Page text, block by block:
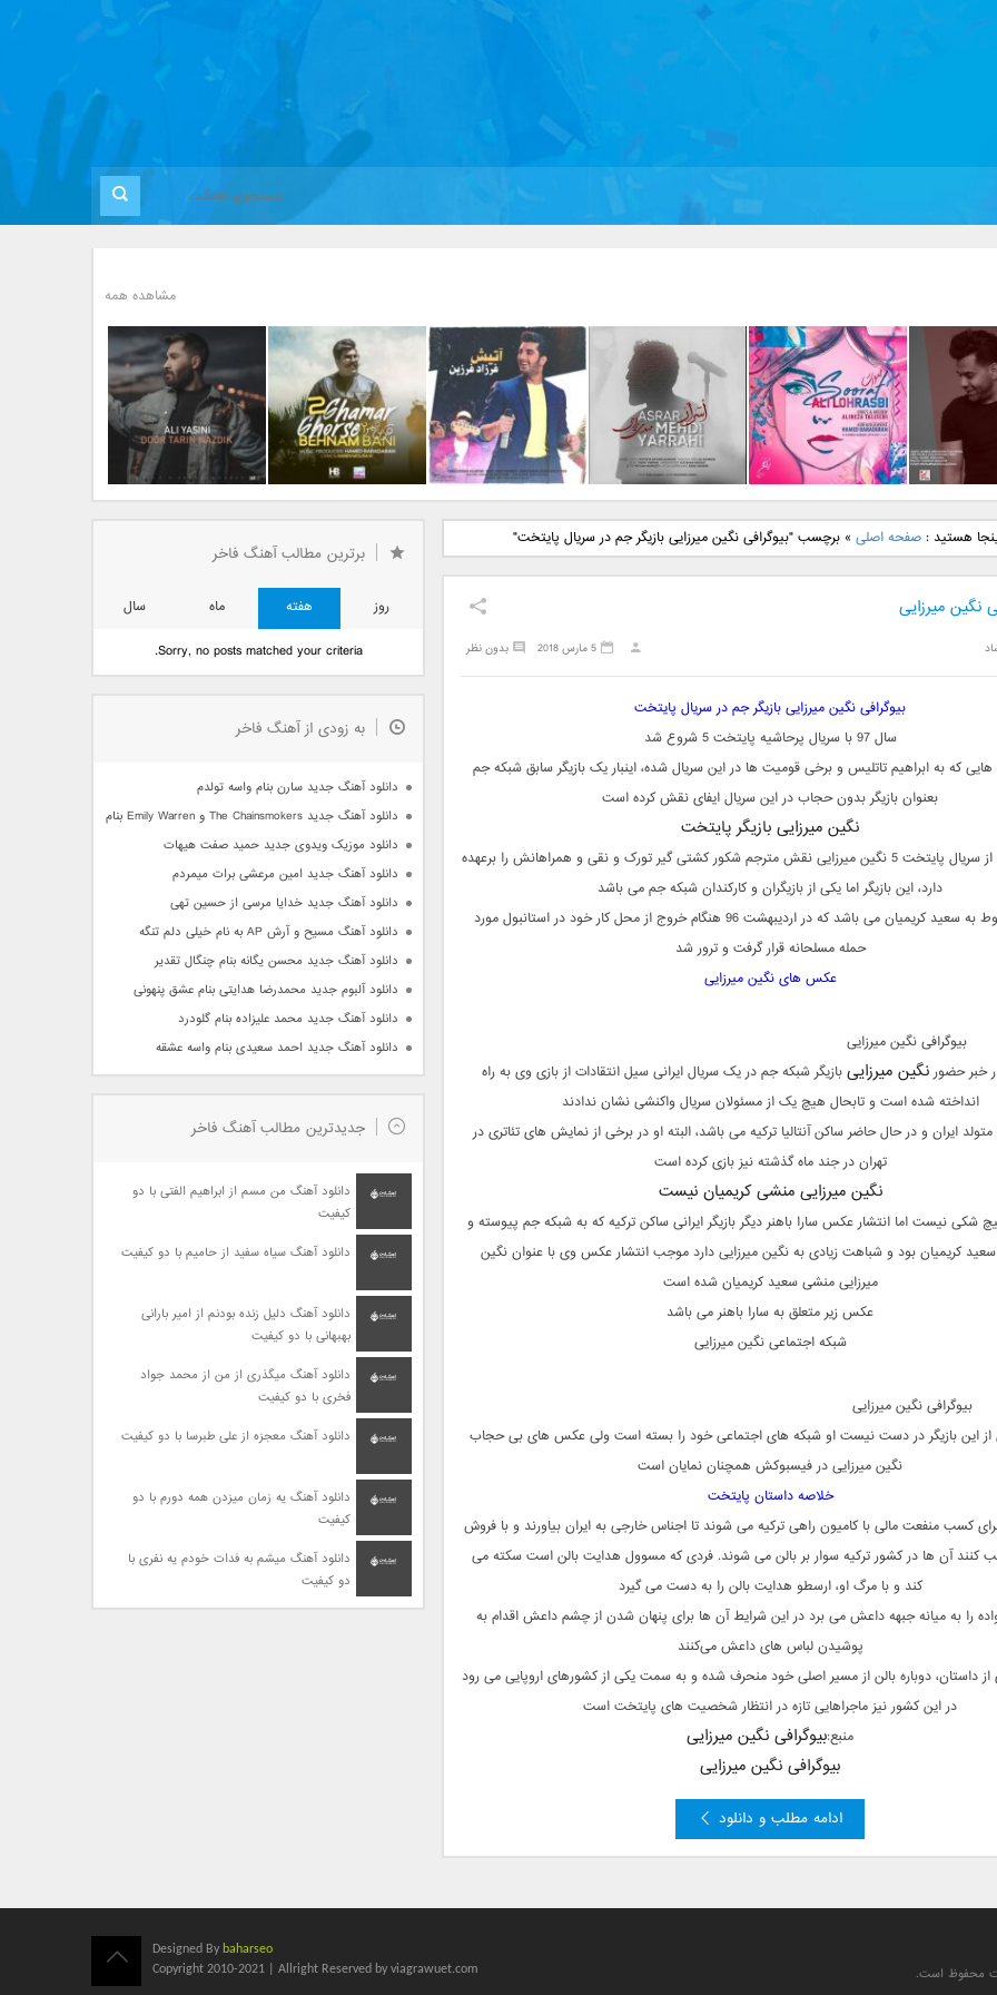
مشاهده همه
جدید رضا
نگار
دانلود آهنگ جدید علی
لهراسبی بنام صورت
دانلود آهنگ جدید مهدی
یراحی بنام اسرار
دانلود آهنگ جدید فرزاد
فرزین بنام آتیش
بانی بنام قرص قمر 2
یاسینی بنام دورترین نزدیک
هستید :صفحه اصلی »برچسب "بیوگرافی نگین میرزایی بازیگر جم در سریال پایتخت"
نگین میرزایی
بدون نظر 5 مارس 2018
بیوگرافی نگین میرزایی بازیگر جم در سریال پایتخت
سال 97 با سریال پرحاشیه پایتخت 5 شروع شد
که به ابراهیم تاتلیس و برخی قومیت ها در این سریال شده، اینبار یک بازیگر سابق شبکه جم
بعنوان بازیگر بدون حجاب در این سریال ایفای نقش کرده است
نگین میرزایی بازیگر پایتخت
در قسمت دهم از سریال پایتخت 5 نگین میرزایی نقش مترجم شکور کشتی گیر تورک و نقی و همراهانش را برعهده
دارد، این بازیگر اما یکی از بازیگران و کارکندان شبکه جم می باشد
شبکه جم مربوط به سعید کریمیان می باشد که در اردیبهشت 96 هنگام خروج از محل کار خود در استانبول مورد
حمله مسلحانه قرار گرفت و ترور شد
عکس های نگین میرزایی
بیوگرافی نگین میرزایی
خبر حضورنگین میرزاییبازیگر شبکه جم در یک سریال ایرانی سیل انتقادات از بازی وی به راه
انداخته شده است و تابحال هیچ یک از مسئولان سریال واکنشی نشان ندادند
ایران و در حال حاضر ساکن آنتالیا ترکیه می باشد، البته او در برخی از نمایش های تئاتری در
تهران در جند ماه گذشته نیز بازی کرده است
نگین میرزایی منشی کریمیان نیست
شکی نیست اما انتشار عکس سارا باهنر دیگر بازیگر ایرانی ساکن ترکیه که به شبکه جم پیوسته و
کریمیان بود و شباهت زیادی به نگین میرزایی دارد موجب انتشار عکس وی با عنوان نگین
میرزایی منشی سعید کریمیان شده است
عکس زیر متعلق به سارا باهنر می باشد
شبکه اجتماعی نگین میرزایی
بیوگرافی نگین میرزایی
از این بازیگر در دست نیست او شبکه های اجتماعی خود را بسته است ولی عکس های بی حجاب
نگین میرزایی در فیسبوکش همچنان نمایان است
خلاصه داستان پایتخت
کسب منفعت مالی با کامیون راهی ترکیه می‌ شوند تا اجناس خارجی به ایران بیاورند و با فروش
آن‌ ها در کشور ترکیه سوار بر بالن می‌ شوند. فردی که مسوول هدایت بالن است سکته می‌
کند و با مرگ او، ارسطو هدایت بالن را به دست می‌ گیرد
را به میانه جبهه داعش می‌ برد در این شرایط آن‌ ها برای پنهان شدن از چشم داعش اقدام به
پوشیدن لباس‌ های داعش می‌کنند
داستان، دوباره بالن از مسیر اصلی خود منحرف شده و به سمت یکی از کشورهای اروپایی می‌ رود
در این کشور نیز ماجراهایی تازه در انتظار شخصیت‌ های پایتخت است
منبع:بیوگرافی نگین میرزایی
بیوگرافی نگین میرزایی
ادامه مطلب و دانلود
برترین مطالب آهنگ فاخر
روز هفته ماه
سال
Sorry, no posts matched your criteria.
به زودی از آهنگ فاخر
دانلود آهنگ جدید سارن بنام واسه تولدم
دانلود آهنگ جدید The Chainsmokers و Emily Warren بنام Side Effects
دانلود موزیک ویدوی جدید حمید صفت هیهات
دانلود آهنگ جدید امین مرعشی برات میمردم
دانلود آهنگ جدید خدایا مرسی از حسین تهی
دانلود آهنگ مسیح و آرش AP به نام خیلی دلم تنگه
دانلود آهنگ جدید محسن یگانه بنام چنگال تقدیر
دانلود آلبوم جدید محمدرضا هدایتی بنام عشق پنهونی
دانلود آهنگ جدید محمد علیزاده بنام گلودرد
دانلود آهنگ جدید احمد سعیدی بنام واسه عشقه
جدیدترین مطالب آهنگ فاخر
دانلود آهنگ من مسم از ابراهیم الفتی با دو
کیفیت
دانلود آهنگ سیاه سفید از حامیم با دو کیفیت
دانلود آهنگ دلیل زنده بودنم از امیر بارانی
بهبهانی با دو کیفیت
دانلود آهنگ میگذری از من از محمد جواد
فخری با دو کیفیت
دانلود آهنگ معجزه از علی طبرسا با دو کیفیت
دانلود آهنگ یه زمان میزدن همه دورم با دو
کیفیت
دانلود آهنگ میشم به فدات خودم یه نفری با
دو کیفیت
محفوظ است.
Designed By baharseo
Copyright 2010-2021 | Allright Reserved by viagrawuet.com